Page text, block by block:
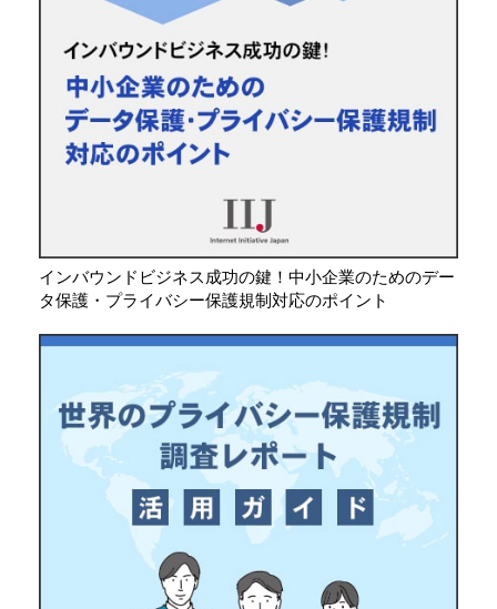
インバウンドビジネス成功の鍵！中小企業のためのデー
タ保護・プライバシー保護規制対応のポイント